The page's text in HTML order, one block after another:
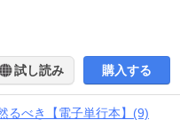
試し読み 購入する
るべき【電子単行本】(9)